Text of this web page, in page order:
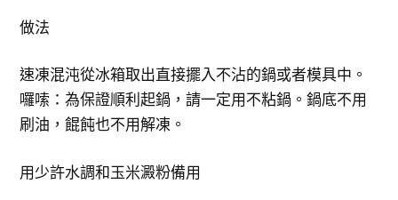
做法
速凍混沌從冰箱取出直接擺入不沾的鍋或者模具中。
囉嗦：為保證順利起鍋，請一定用不粘鍋。鍋底不用
刷油，餛飩也不用解凍。
用少許水調和玉米澱粉備用